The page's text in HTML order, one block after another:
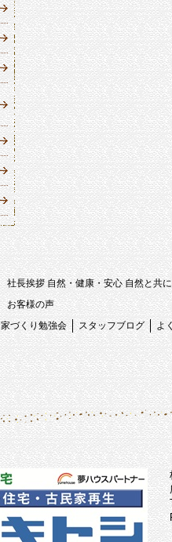
社長挨拶 自然・健康・安心 自然と共
お客様の声
家づくり勉強会
スタッフブログ よ